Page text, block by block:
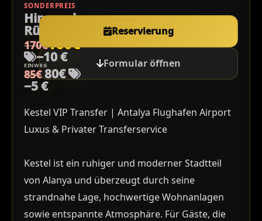
SONDERPREIS
Hin- und
Rückfahrt
170€160€
−10 €
EINWEG
85€ 80€
−5 €
Reservierung
Formular öffnen
Kestel VIP Transfer | Antalya Flughafen Airport
Luxus & Privater Transferservice
Kestel ist ein ruhiger und moderner Stadtteil
von Alanya und überzeugt durch seine
strandnahe Lage, hochwertige Wohnanlagen
sowie entspannte Atmosphäre. Für Gäste, die